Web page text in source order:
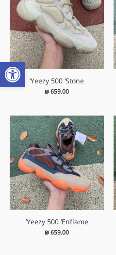
Yeezy 500 ‘Stone’
₪659.00
Yeezy 500 ‘Enflame’
₪659.00